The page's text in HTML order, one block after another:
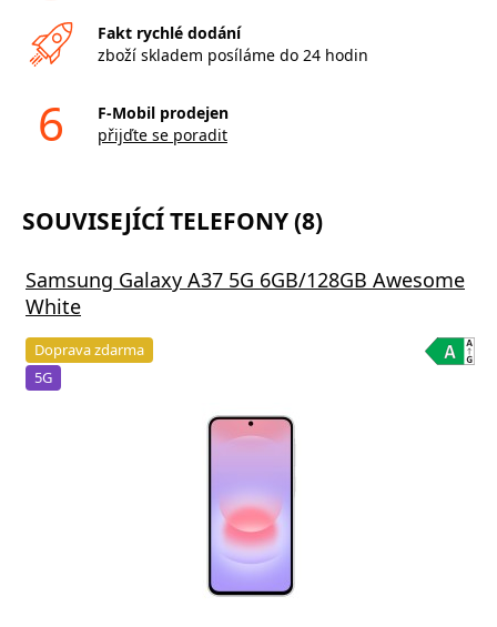
Fakt rychlé dodání
zboží skladem posíláme do 24 hodin
6
F-Mobil prodejen
přijďte se poradit
SOUVISEJÍCÍ TELEFONY (8)
Samsung Galaxy A37 5G 6GB/128GB Awesome
White
Doprava zdarma
5G